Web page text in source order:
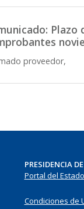
Plazo
proveedor,
PRESIDENCIA
Portal del
Condiciones de